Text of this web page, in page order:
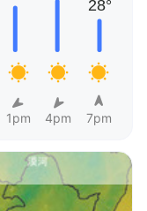
1pm 4pm 7pm